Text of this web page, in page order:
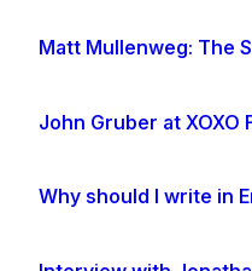
Matt Mullenweg: The
John Gruber at XOXO
Why should I write in